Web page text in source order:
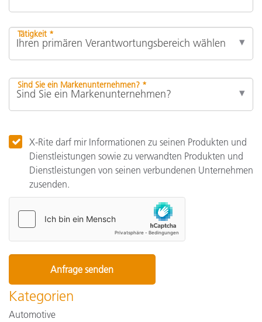
Tätigkeit *
Sind Sie ein Markenunternehmen? *
X-Rite darf mir Informationen zu seinen Produkten und
Dienstleistungen sowie zu verwandten Produkten und
Dienstleistungen von seinen verbundenen Unternehmen
zusenden.
Kategorien
Automotive